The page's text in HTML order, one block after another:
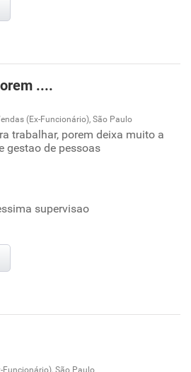
....
(Ex-Funcionário), São Paulo
trabalhar, porem deixa muito a
gestao de pessoas
supervisao
São Paulo